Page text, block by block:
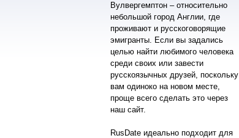
Вулвергемптон – относительно
небольшой город Англии, где
проживают и русскоговорящие
эмигранты. Если вы задались
целью найти любимого человека
среди своих или завести
русскоязычных друзей, поскольку
вам одиноко на новом месте,
проще всего сделать это через
наш сайт.
RusDate идеально подходит для